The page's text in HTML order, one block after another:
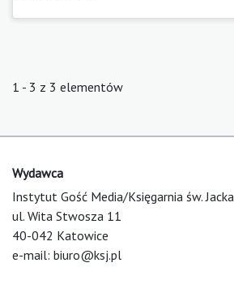
1 - 3 z 3 elementów
Wydawca
Instytut Gość Media/Księgarnia św. Jacka
ul. Wita Stwosza 11
40-042 Katowice
e-mail: biuro@ksj.pl